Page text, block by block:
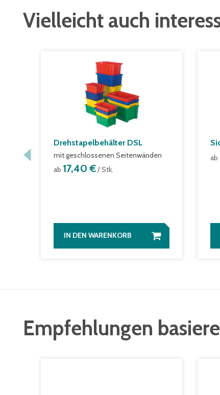
Vielleicht auch
Drehstapelbehälter DSL
mit geschlossenen Seitenwänden
ab 17,40 €/ Stk.
IN DEN WARENKORB
ab
Empfehlungen